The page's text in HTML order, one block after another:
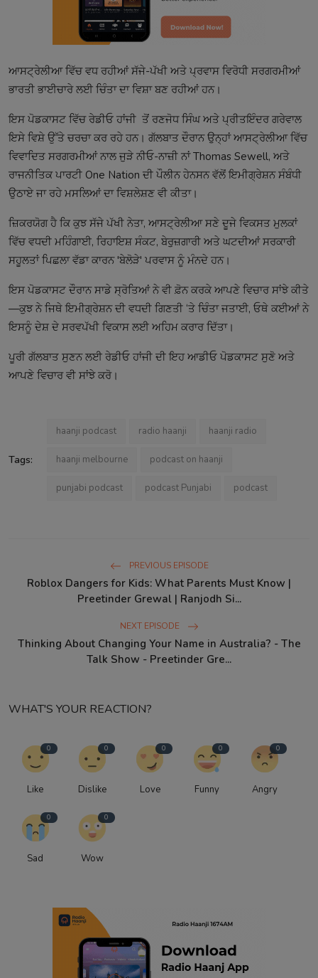
ਆਸਟ੍ਰੇਲੀਆ ਵਿੱਚ ਵਧ ਰਹੀਆਂ ਸੱਜੇ-ਪੱਖੀ ਅਤੇ ਪ੍ਰਵਾਸ ਵਿਰੋਧੀ ਸਰਗਰਮੀਆਂ
ਭਾਰਤੀ ਭਾਈਚਾਰੇ ਲਈ ਚਿੰਤਾ ਦਾ ਵਿਸ਼ਾ ਬਣ ਰਹੀਆਂ ਹਨ।
ਇਸ ਪੋਡਕਾਸਟ ਵਿੱਚ ਰੇਡੀਓ ਹਾਂਜੀ ਤੋਂ ਰਣਜੋਧ ਸਿੰਘ ਅਤੇ ਪ੍ਰੀਤਇੰਦਰ ਗਰੇਵਾਲ
ਇਸੇ ਵਿਸ਼ੇ ਉੱਤੇ ਚਰਚਾ ਕਰ ਰਹੇ ਹਨ। ਗੱਲਬਾਤ ਦੌਰਾਨ ਉਨ੍ਹਾਂ ਆਸਟ੍ਰੇਲੀਆ ਵਿੱਚ
ਵਿਵਾਦਿਤ ਸਰਗਰਮੀਆਂ ਨਾਲ ਜੁੜੇ ਨੀਓ-ਨਾਜ਼ੀ ਨਾਂ Thomas Sewell, ਅਤੇ
ਰਾਜਨੀਤਿਕ ਪਾਰਟੀ One Nation ਦੀ ਪੌਲੀਨ ਹੇਨਸਨ ਵੱਲੋਂ ਇਮੀਗ੍ਰੇਸ਼ਨ ਸੰਬੰਧੀ
ਉਠਾਏ ਜਾ ਰਹੇ ਮਸਲਿਆਂ ਦਾ ਵਿਸ਼ਲੇਸ਼ਣ ਵੀ ਕੀਤਾ।
ਜ਼ਿਕਰਯੋਗ ਹੈ ਕਿ ਕੁਝ ਸੱਜੇ ਪੱਖੀ ਨੇਤਾ, ਆਸਟ੍ਰੇਲੀਆ ਸਣੇ ਦੂਜੇ ਵਿਕਸਤ ਮੁਲਕਾਂ
ਵਿੱਚ ਵਧਦੀ ਮਹਿੰਗਾਈ, ਰਿਹਾਇਸ਼ ਸੰਕਟ, ਬੇਰੁਜ਼ਗਾਰੀ ਅਤੇ ਘਟਦੀਆਂ ਸਰਕਾਰੀ
ਸਹੂਲਤਾਂ ਪਿਛਲਾ ਵੱਡਾ ਕਾਰਨ 'ਬੇਲੋੜੇ' ਪਰਵਾਸ ਨੂੰ ਮੰਨਦੇ ਹਨ।
ਇਸ ਪੋਡਕਾਸਟ ਦੌਰਾਨ ਸਾਡੇ ਸ੍ਰੋਤਿਆਂ ਨੇ ਵੀ ਫ਼ੋਨ ਕਰਕੇ ਆਪਣੇ ਵਿਚਾਰ ਸਾਂਝੇ ਕੀਤੇ
—ਕੁਝ ਨੇ ਜਿਥੇ ਇਮੀਗ੍ਰੇਸ਼ਨ ਦੀ ਵਧਦੀ ਗਿਣਤੀ ‘ਤੇ ਚਿੰਤਾ ਜਤਾਈ, ਓਥੇ ਕਈਆਂ ਨੇ
ਇਸਨੂੰ ਦੇਸ਼ ਦੇ ਸਰਵਪੱਖੀ ਵਿਕਾਸ ਲਈ ਅਹਿਮ ਕਰਾਰ ਦਿੱਤਾ।
ਪੂਰੀ ਗੱਲਬਾਤ ਸੁਣਨ ਲਈ ਰੇਡੀਓ ਹਾਂਜੀ ਦੀ ਇਹ ਆਡੀਓ ਪੋਡਕਾਸਟ ਸੁਣੋ ਅਤੇ
ਆਪਣੇ ਵਿਚਾਰ ਵੀ ਸਾਂਝੇ ਕਰੋ।
Tags:
haanji podcast radio haanji haanji radio
haanji melbourne podcast on haanji
punjabi podcast podcast Punjabi podcast
PREVIOUS EPISODE
Roblox Dangers for Kids: What Parents Must Know |
Preetinder Grewal | Ranjodh Si...
NEXT EPISODE
Thinking About Changing Your Name in Australia? - The
Talk Show - Preetinder Gre...
WHAT'S YOUR REACTION?
0
Like
0
Dislike
0
Love
0
Funny
0
Angry
0
Sad
0
Wow